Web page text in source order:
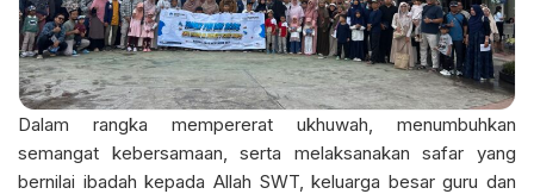
Dalam rangka mempererat ukhuwah, menumbuhkan
semangat kebersamaan, serta melaksanakan safar yang
bernilai ibadah kepada Allah SWT, keluarga besar guru dan